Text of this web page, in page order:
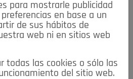
descarga esta
REVISTA
para mostrarle publicidad
en base a un
de sus hábitos de
web ni en sitios web
todas las cookies o sólo las
del sitio web.